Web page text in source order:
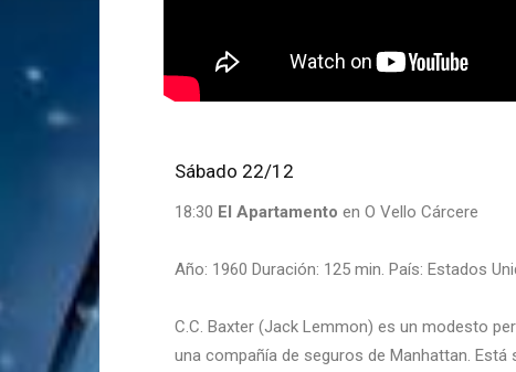
Sábado 22/12
18:30 El Apartamento en O Vello Cárcere
Año: 1960 Duración: 125 min. País: Estados
C.C. Baxter (Jack Lemmon) es un modesto
una compañía de seguros de Manhattan. Está